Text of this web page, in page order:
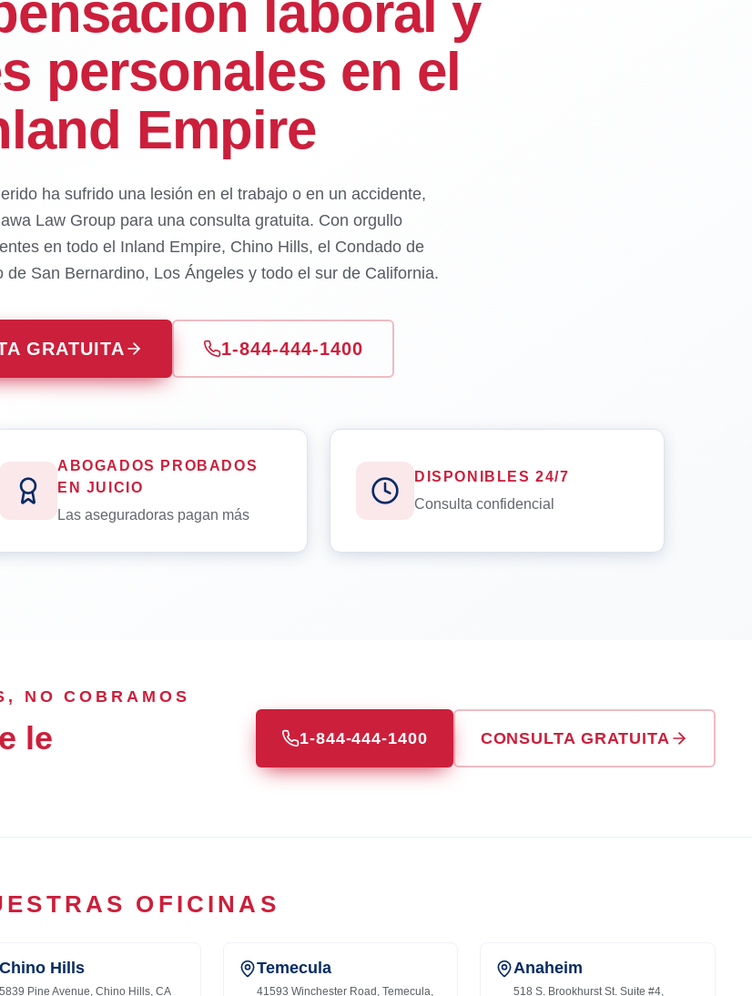
laboral y
personales en el
Empire
ha sufrido una lesión en el trabajo o en un accidente,
Law Group para una consulta gratuita. Con orgullo
en todo el Inland Empire, Chino Hills, el Condado de
de San Bernardino, Los Ángeles y todo el sur de California.
GRATUITA 1-844-444-1400
ABOGADOS PROBADOS
EN JUICIO
Las aseguradoras pagan más
DISPONIBLES 24/7
Consulta confidencial
NO COBRAMOS
le
1-844-444-1400 CONSULTA GRATUITA
OFICINAS
Chino Hills
5839 Pine Avenue, Chino Hills, CA
Temecula
41593 Winchester Road, Temecula,
Anaheim
518 S. Brookhurst St. Suite #4,